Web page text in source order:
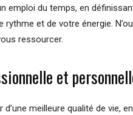
emploi du temps, en
et de votre énergie.
ressourcer.
et
meilleure qualité de vie,